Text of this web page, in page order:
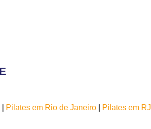
Pilates em Rio de Janeiro
Pilates em RJ